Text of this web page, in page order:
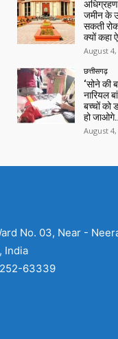
जमीन के
सकती
क्यों कहा
August 4,
छत्तीसगढ़
‘सोने की
नारियल
बच्चों को
हो
August 4,
No. 03, Near -
India
63339